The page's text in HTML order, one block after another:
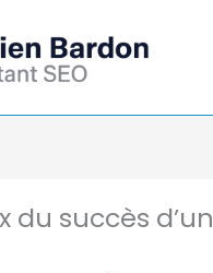
du succès d’un